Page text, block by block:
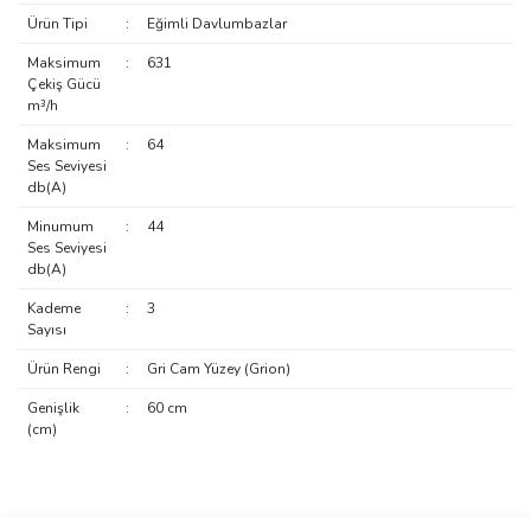
Ürün Tipi : Eğimli Davlumbazlar
Maksimum
Çekiş Gücü
m³/h
: 631
Maksimum
Ses Seviyesi
db(A)
: 64
Minumum
Ses Seviyesi
db(A)
: 44
Kademe
Sayısı
: 3
Ürün Rengi : Gri Cam Yüzey (Grion)
Genişlik
(cm)
: 60 cm